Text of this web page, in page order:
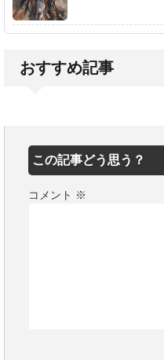
おすすめ記事
この記事どう思う？
コメント ※